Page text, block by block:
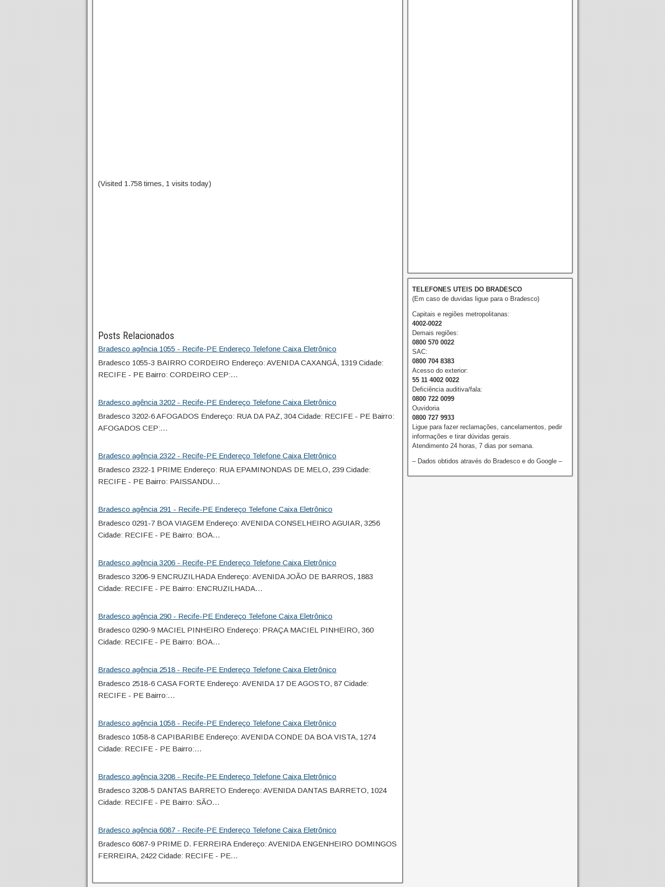
(Visited 1.758 times, 1 visits today)
Posts Relacionados
Bradesco agência 1055 - Recife-PE Endereço Telefone Caixa Eletrônico
Bradesco 1055-3 BAIRRO CORDEIRO Endereço: AVENIDA CAXANGÁ, 1319 Cidade:
RECIFE - PE Bairro: CORDEIRO CEP:…
Bradesco agência 3202 - Recife-PE Endereço Telefone Caixa Eletrônico
Bradesco 3202-6 AFOGADOS Endereço: RUA DA PAZ, 304 Cidade: RECIFE - PE Bairro:
AFOGADOS CEP:…
Bradesco agência 2322 - Recife-PE Endereço Telefone Caixa Eletrônico
Bradesco 2322-1 PRIME Endereço: RUA EPAMINONDAS DE MELO, 239 Cidade:
RECIFE - PE Bairro: PAISSANDU…
Bradesco agência 291 - Recife-PE Endereço Telefone Caixa Eletrônico
Bradesco 0291-7 BOA VIAGEM Endereço: AVENIDA CONSELHEIRO AGUIAR, 3256
Cidade: RECIFE - PE Bairro: BOA…
Bradesco agência 3206 - Recife-PE Endereço Telefone Caixa Eletrônico
Bradesco 3206-9 ENCRUZILHADA Endereço: AVENIDA JOÃO DE BARROS, 1883
Cidade: RECIFE - PE Bairro: ENCRUZILHADA…
Bradesco agência 290 - Recife-PE Endereço Telefone Caixa Eletrônico
Bradesco 0290-9 MACIEL PINHEIRO Endereço: PRAÇA MACIEL PINHEIRO, 360
Cidade: RECIFE - PE Bairro: BOA…
Bradesco agência 2518 - Recife-PE Endereço Telefone Caixa Eletrônico
Bradesco 2518-6 CASA FORTE Endereço: AVENIDA 17 DE AGOSTO, 87 Cidade:
RECIFE - PE Bairro:…
Bradesco agência 1058 - Recife-PE Endereço Telefone Caixa Eletrônico
Bradesco 1058-8 CAPIBARIBE Endereço: AVENIDA CONDE DA BOA VISTA, 1274
Cidade: RECIFE - PE Bairro:…
Bradesco agência 3208 - Recife-PE Endereço Telefone Caixa Eletrônico
Bradesco 3208-5 DANTAS BARRETO Endereço: AVENIDA DANTAS BARRETO, 1024
Cidade: RECIFE - PE Bairro: SÃO…
Bradesco agência 6087 - Recife-PE Endereço Telefone Caixa Eletrônico
Bradesco 6087-9 PRIME D. FERREIRA Endereço: AVENIDA ENGENHEIRO DOMINGOS
FERREIRA, 2422 Cidade: RECIFE - PE…
TELEFONES UTEIS DO BRADESCO
(Em caso de duvidas ligue para o Bradesco)
Capitais e regiões metropolitanas:
4002-0022
Demais regiões:
0800 570 0022
SAC:
0800 704 8383
Acesso do exterior:
55 11 4002 0022
Deficiência auditiva/fala:
0800 722 0099
Ouvidoria
0800 727 9933
Ligue para fazer reclamações, cancelamentos, pedir
informações e tirar dúvidas gerais.
Atendimento 24 horas, 7 dias por semana.
– Dados obtidos através do Bradesco e do Google –